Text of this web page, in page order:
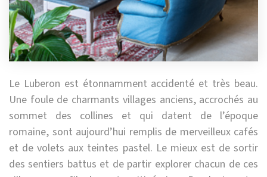
Le Luberon est étonnamment accidenté et très beau.
Une foule de charmants villages anciens, accrochés au
sommet des collines et qui datent de l’époque
romaine, sont aujourd’hui remplis de merveilleux cafés
et de volets aux teintes pastel. Le mieux est de sortir
des sentiers battus et de partir explorer chacun de ces